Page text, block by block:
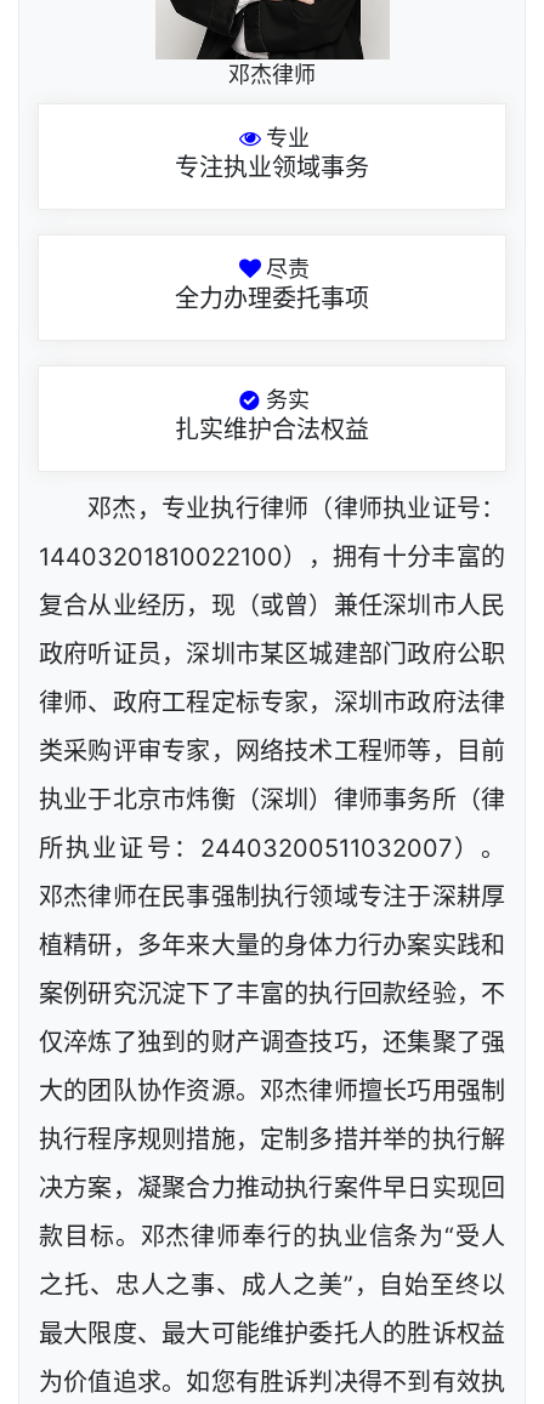
邓杰律师
专业
专注执业领域事务
尽责
全力办理委托事项
务实
扎实维护合法权益
邓杰，专业执行律师（律师执业证号：
14403201810022100），拥有十分丰富的
复合从业经历，现（或曾）兼任深圳市人民
政府听证员，深圳市某区城建部门政府公职
律师、政府工程定标专家，深圳市政府法律
类采购评审专家，网络技术工程师等，目前
执业于北京市炜衡（深圳）律师事务所（律
所执业证号：24403200511032007）。
邓杰律师在民事强制执行领域专注于深耕厚
植精研，多年来大量的身体力行办案实践和
案例研究沉淀下了丰富的执行回款经验，不
仅淬炼了独到的财产调查技巧，还集聚了强
大的团队协作资源。邓杰律师擅长巧用强制
执行程序规则措施，定制多措并举的执行解
决方案，凝聚合力推动执行案件早日实现回
款目标。邓杰律师奉行的执业信条为“受人
之托、忠人之事、成人之美”，自始至终以
最大限度、最大可能维护委托人的胜诉权益
为价值追求。如您有胜诉判决得不到有效执